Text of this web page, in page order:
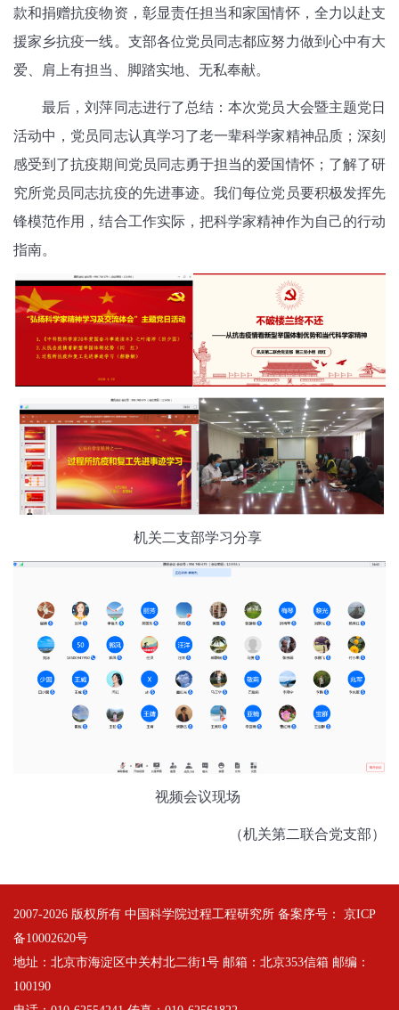
款和捐赠抗疫物资，彰显责任担当和家国情怀，全力以赴支
援家乡抗疫一线。支部各位党员同志都应努力做到心中有大
爱、肩上有担当、脚踏实地、无私奉献。
最后，刘萍同志进行了总结：本次党员大会暨主题党日
活动中，党员同志认真学习了老一辈科学家精神品质；深刻
感受到了抗疫期间党员同志勇于担当的爱国情怀；了解了研
究所党员同志抗疫的先进事迹。我们每位党员要积极发挥先
锋模范作用，结合工作实际，把科学家精神作为自己的行动
指南。
机关二支部学习分享
视频会议现场
（机关第二联合党支部）
2007-2026 版权所有 中国科学院过程工程研究所 备案序号： 京ICP
备10002620号
地址：北京市海淀区中关村北二街1号 邮箱：北京353信箱 邮编：
100190